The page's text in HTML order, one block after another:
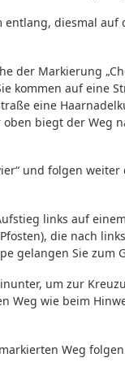
diesmal auf
der Markierung
kommen auf eine
eine
biegt der Weg
und folgen
links auf
die nach
gelangen Sie zum
um zur
Weg wie beim
Weg